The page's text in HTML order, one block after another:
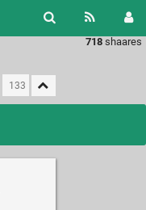
718 shaares